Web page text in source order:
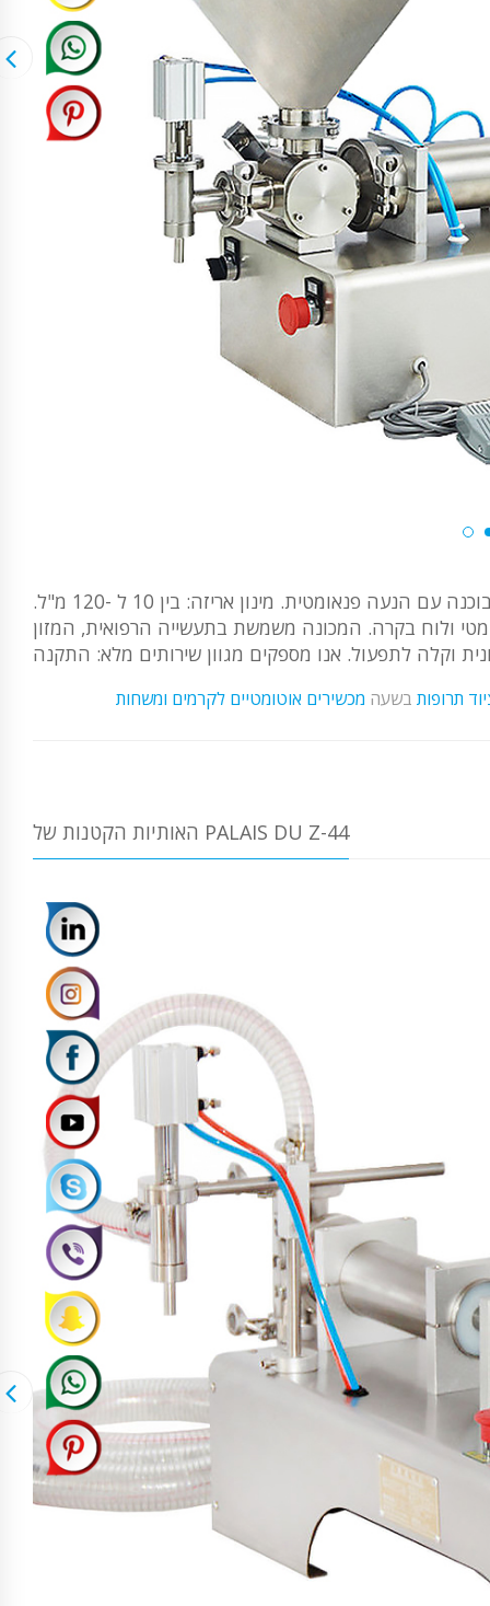
מכונת מילוי ואריזת שולחן אוטומטית למחצה לשולחן ומשחות מסוג בוכנה עם הנעה פנאומטית. מינון אריזה: בין 10 ל -120 מ"ל.
ולוח בקרה. המכונה משמשת בתעשייה הרפואית, המזון
תרופות בשעה מכשירים אוטומטיים לקרמים ומשחות
האותיות הקטנות של PALAIS DU Z-44